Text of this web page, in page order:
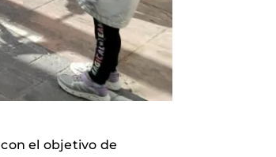
con el objetivo de